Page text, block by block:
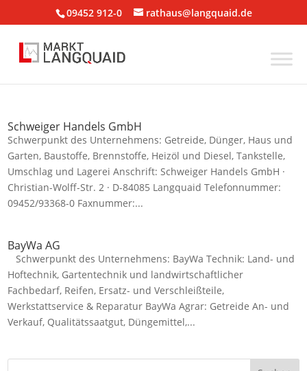
09452 912-0 rathaus@langquaid.de
Schweiger Handels GmbH
Schwerpunkt des Unternehmens: Getreide, Dünger, Haus und
Garten, Baustoffe, Brennstoffe, Heizöl und Diesel, Tankstelle,
Umschlag und Lagerei Anschrift: Schweiger Handels GmbH ·
Christian-Wolff-Str. 2 · D-84085 Langquaid Telefonnummer:
09452/93368-0 Faxnummer:...
BayWa AG
Schwerpunkt des Unternehmens: BayWa Technik: Land- und
Hoftechnik, Gartentechnik und landwirtschaftlicher
Fachbedarf, Reifen, Ersatz- und Verschleißteile,
Werkstattservice & Reparatur BayWa Agrar: Getreide An- und
Verkauf, Qualitätssaatgut, Düngemittel,...